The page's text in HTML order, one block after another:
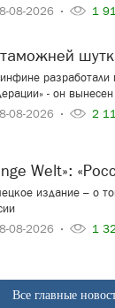
08-2026
1
таможней
разработали
- он
08-2026
2
Welt»:
издание – о
08-2026
1
Все главные